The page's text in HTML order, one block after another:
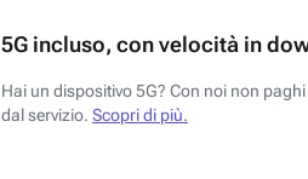
5G incluso, con velocità in
Hai un dispositivo 5G? Con noi non
dal servizio. Scopri di più.